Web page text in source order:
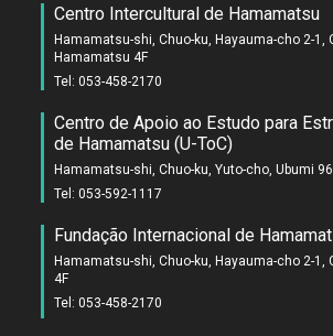
Centro Intercultural de Hamamatsu
Hamamatsu-shi, Chuo-ku, Hayauma-cho 2-1,
Hamamatsu 4F
Tel: 053-458-2170
Centro de Apoio ao Estudo para
de Hamamatsu (U-ToC)
Hamamatsu-shi, Chuo-ku, Yuto-cho, Ubumi
Tel: 053-592-1117
Fundação Internacional de
Hamamatsu-shi, Chuo-ku, Hayauma-cho 2-1,
4F
Tel: 053-458-2170